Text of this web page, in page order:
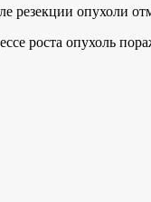
резекции опухоли
роста опухоль